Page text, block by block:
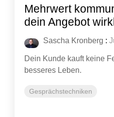
Mehrwert
dein Angebot
Sascha Kronberg :
Dein Kunde kauft keine
besseres Leben.
Gesprächstechniken